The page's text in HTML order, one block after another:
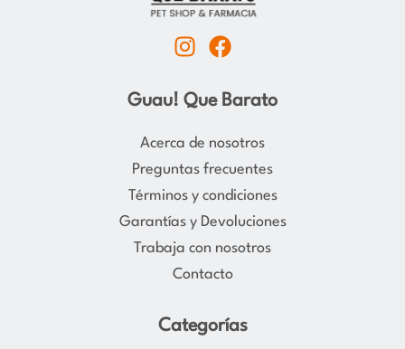
I
s
t
a
r
a
m
F
c
e
b
o
k
Guau! Que Barato
Acerca de nosotros
Preguntas frecuentes
Términos y condiciones
Garantías y Devoluciones
Trabaja con nosotros
Contacto
Categorías